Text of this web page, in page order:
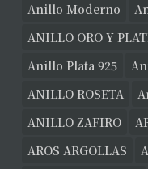
Anillo Moderno
ANILLO ORO Y
Anillo Plata 925
ANILLO ROSETA
ANILLO ZAFIRO
AROS ARGOLLAS